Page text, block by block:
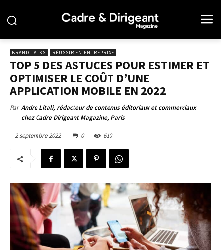
BRAND TALKS RÉUSSIR EN ENTREPRISE
TOP 5 DES ASTUCES POUR ESTIMER ET
OPTIMISER LE COÛT D’UNE
APPLICATION MOBILE EN 2022
Par Andre Litali, rédacteur de contenus éditoriaux et commerciaux
chez Cadre Dirigeant Magazine, Paris
2 septembre 2022 0 610